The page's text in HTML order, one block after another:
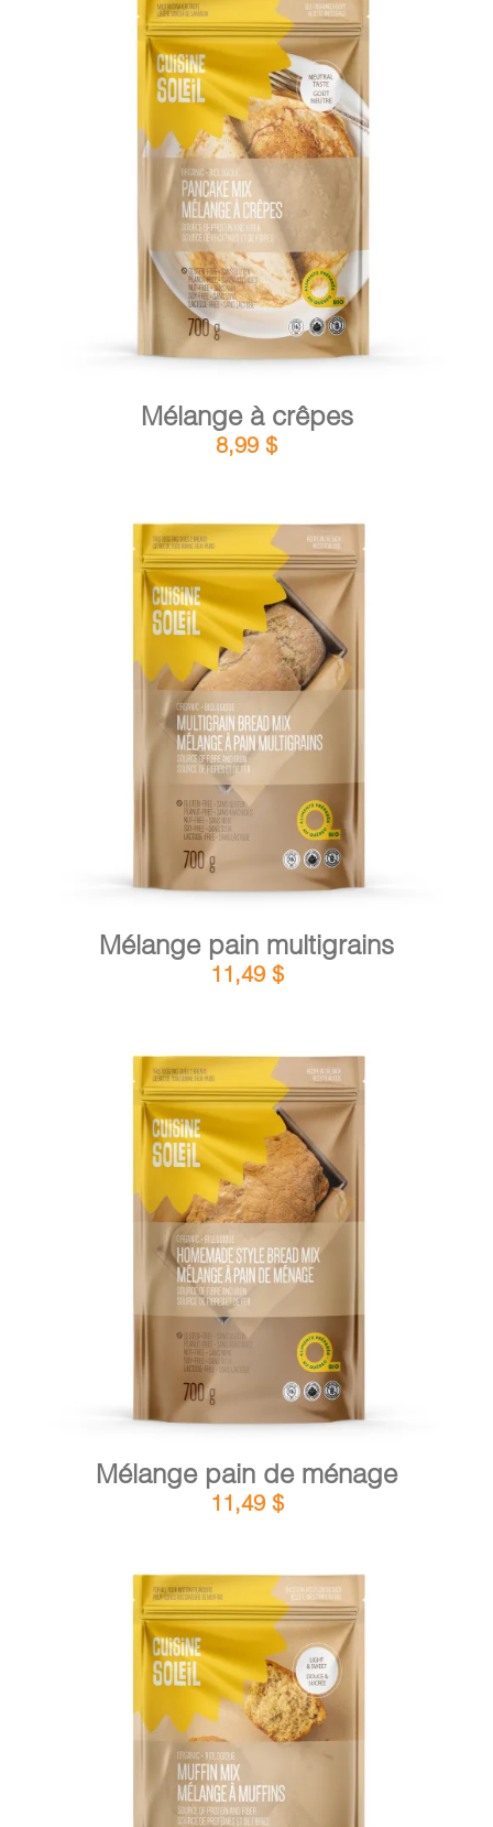
AJOUTER AU PANIER
Mélange à crêpes
8,99 $
AJOUTER AU PANIER / DÉTAILS
Mélange pain multigrains
11,49 $
AJOUTER AU PANIER / DÉTAILS
Mélange pain de ménage
11,49 $
AJOUTER AU PANIER